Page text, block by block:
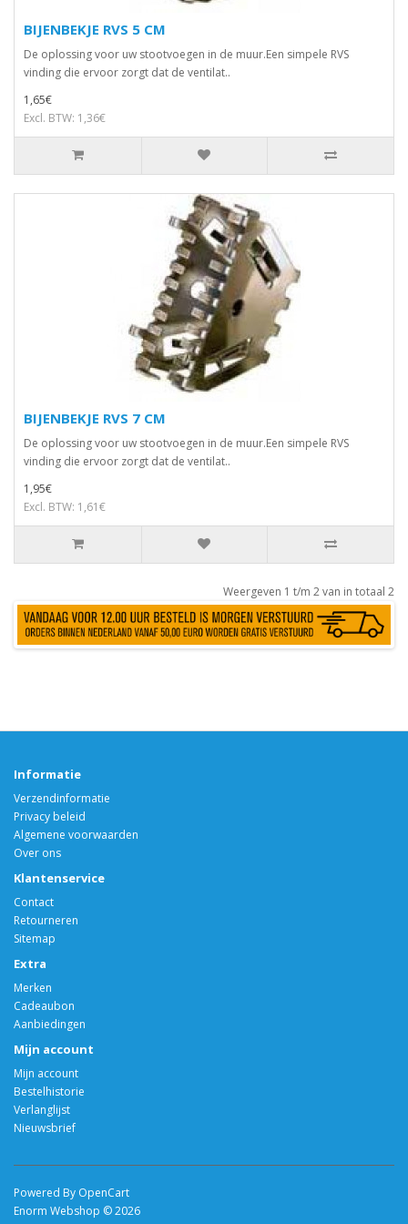
BIJENBEKJE RVS 5 CM
De oplossing voor uw stootvoegen in de muur.Een simpele RVS
vinding die ervoor zorgt dat de ventilat..
1,65€
Excl. BTW: 1,36€
BIJENBEKJE RVS 7 CM
De oplossing voor uw stootvoegen in de muur.Een simpele RVS
vinding die ervoor zorgt dat de ventilat..
1,95€
Excl. BTW: 1,61€
Weergeven 1 t/m 2 van in totaal 2
Informatie
Verzendinformatie
Privacy beleid
Algemene voorwaarden
Over ons
Klantenservice
Contact
Retourneren
Sitemap
Extra
Merken
Cadeaubon
Aanbiedingen
Mijn account
Mijn account
Bestelhistorie
Verlanglijst
Nieuwsbrief
Powered By OpenCart
Enorm Webshop © 2026